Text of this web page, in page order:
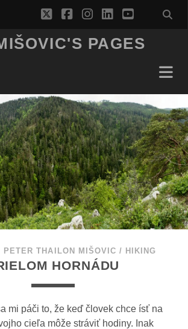
twitterfacebook
instagram
linkedinyoutube
PAGES
PETER THAILON MIŠOVIC / HIKING
HORNÁDU
mi páči to, že keď človek chce ísť na
cieľa môže stráviť hodiny. Inak